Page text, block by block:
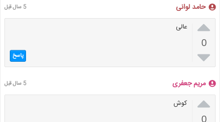
حامد لوانی 5 سال قبل

0

عالی
پاسخ
مریم جعفری 5 سال قبل

0
کوش